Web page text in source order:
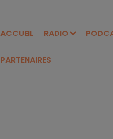
ACCUEIL RADIO
PARTENAIRES